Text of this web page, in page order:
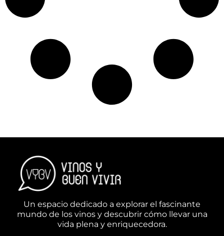
Un espacio dedicado a explorar el fascinante
mundo de los vinos y descubrir cómo llevar una
vida plena y enriquecedora.